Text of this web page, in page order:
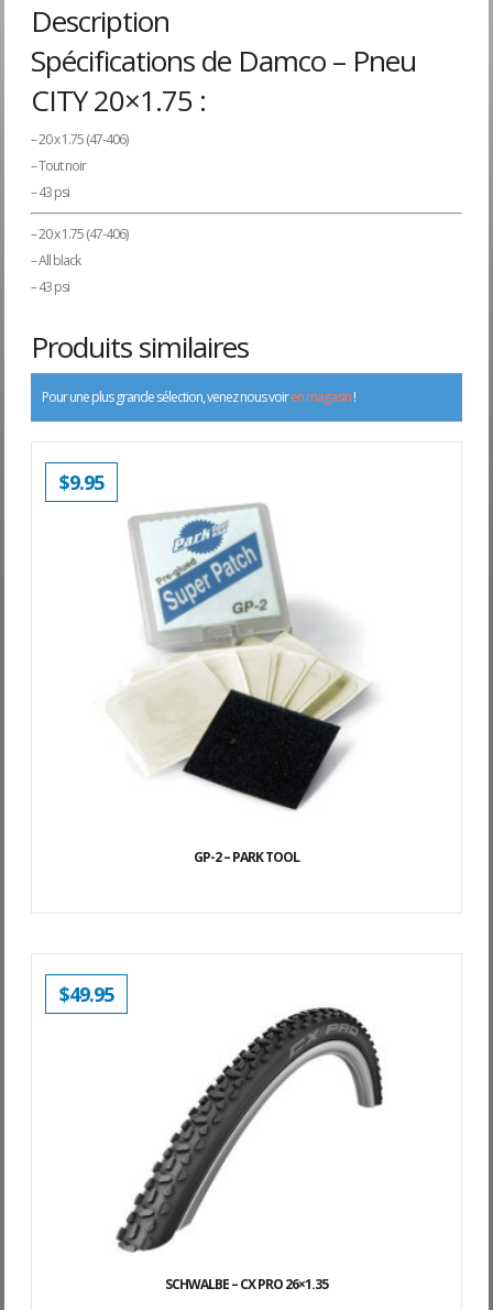
Description
Spécifications de Damco – Pneu
CITY 20×1.75 :
– 20 x 1.75 (47-406)
– Tout noir
– 43 psi
– 20 x 1.75 (47-406)
– All black
– 43 psi
Produits similaires
Pour une plus grande sélection, venez nous voiren magasin!
GP-2 – PARK TOOL
$9.95
SCHWALBE – CX PRO 26×1.35
$49.95